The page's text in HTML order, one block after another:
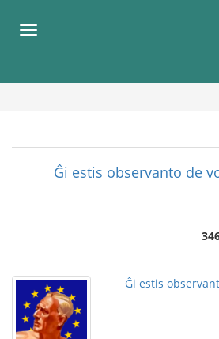
Ĝi estis observanto de
Ĝi estis